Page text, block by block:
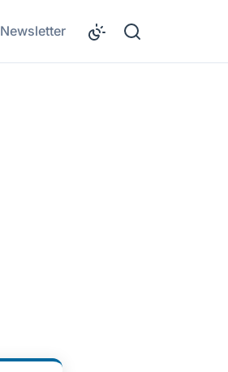
Newsletter